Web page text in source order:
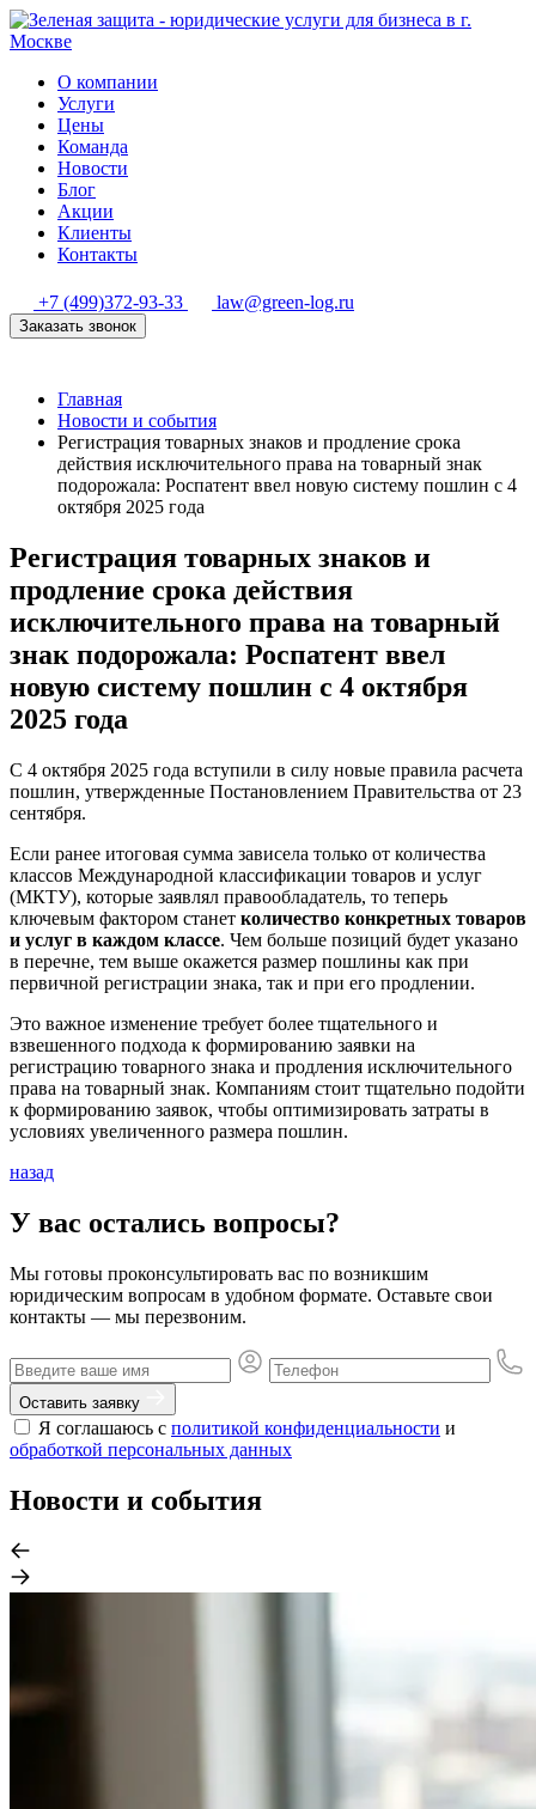
О компании
Услуги
Цены
Команда
Новости
Блог
Акции
Клиенты
Контакты
+7 (499)372-93-33 law@green-log.ru
Заказать звонок
Главная
Новости и события
Регистрация товарных знаков и продление срока
действия исключительного права на товарный знак
подорожала: Роспатент ввел новую систему пошлин с 4
октября 2025 года
Регистрация товарных знаков и
продление срока действия
исключительного права на товарный
знак подорожала: Роспатент ввел
новую систему пошлин с 4 октября
2025 года
С 4 октября 2025 года вступили в силу новые правила расчета
пошлин, утвержденные Постановлением Правительства от 23
сентября.
Если ранее итоговая сумма зависела только от количества
классов Международной классификации товаров и услуг
(МКТУ), которые заявлял правообладатель, то теперь
ключевым фактором станет количество конкретных товаров
и услуг в каждом классе. Чем больше позиций будет указано
в перечне, тем выше окажется размер пошлины как при
первичной регистрации знака, так и при его продлении.
Это важное изменение требует более тщательного и
взвешенного подхода к формированию заявки на
регистрацию товарного знака и продления исключительного
права на товарный знак. Компаниям стоит тщательно подойти
к формированию заявок, чтобы оптимизировать затраты в
условиях увеличенного размера пошлин.
назад
У вас остались вопросы?
Мы готовы проконсультировать вас по возникшим
юридическим вопросам в удобном формате. Оставьте свои
контакты — мы перезвоним.
Оставить заявку
Я соглашаюсь с политикой конфиденциальности и
обработкой персональных данных
Новости и события